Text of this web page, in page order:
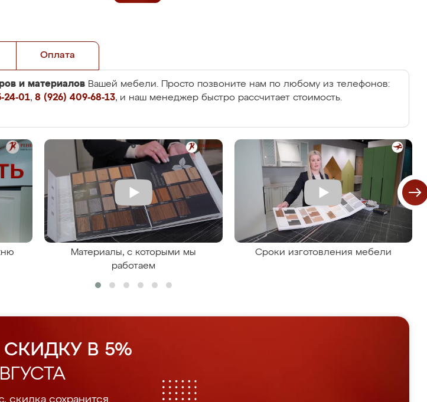
Оплата
и материалов Вашей мебели. Просто позвоните нам по любому из телефонов:
24-01, 8 (926) 409-68-13, и наш менеджер быстро рассчитает стоимость.
Материалы, с которыми мы
работаем
Сроки изготовления мебели
В 5%
скидка сохранится.